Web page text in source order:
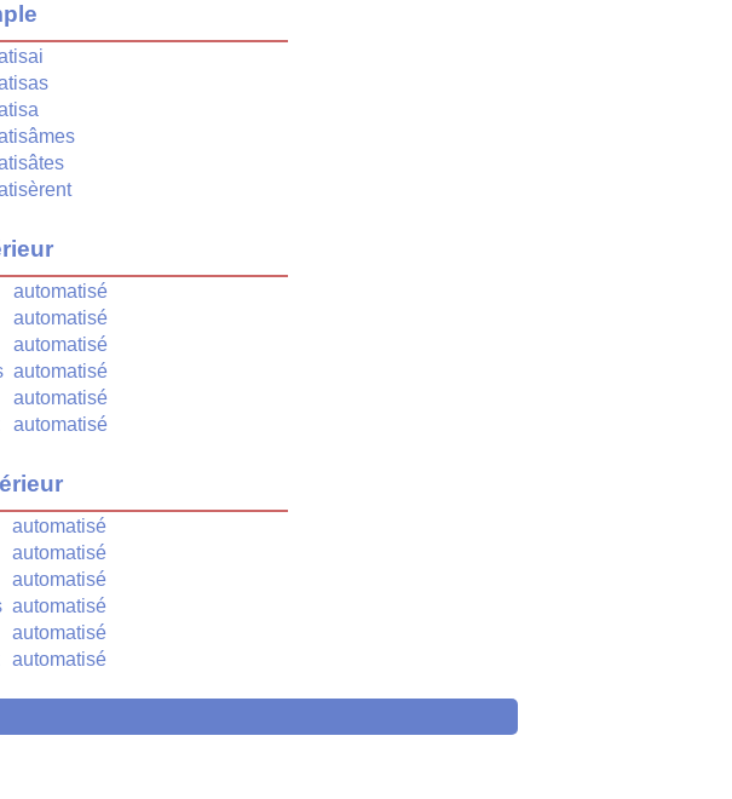
automatisé
automatisé
automatisé
automatisé
automatisé
automatisé
automatisé
automatisé
automatisé
automatisé
automatisé
automatisé